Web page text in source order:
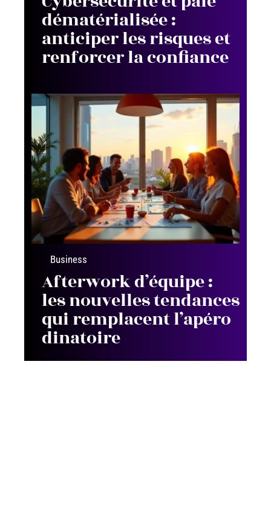
dématérialisée :
anticiper les risques et
renforcer la confiance
Business
Afterwork d’équipe :
les nouvelles tendances
qui remplacent l’apéro
dinatoire